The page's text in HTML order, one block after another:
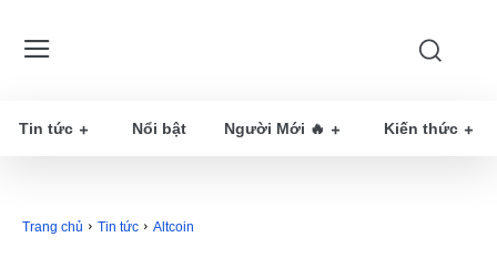
Tin tức Nổi bật Người Mới 🔥 Kiến thức
Trang chủ Tin tức Altcoin